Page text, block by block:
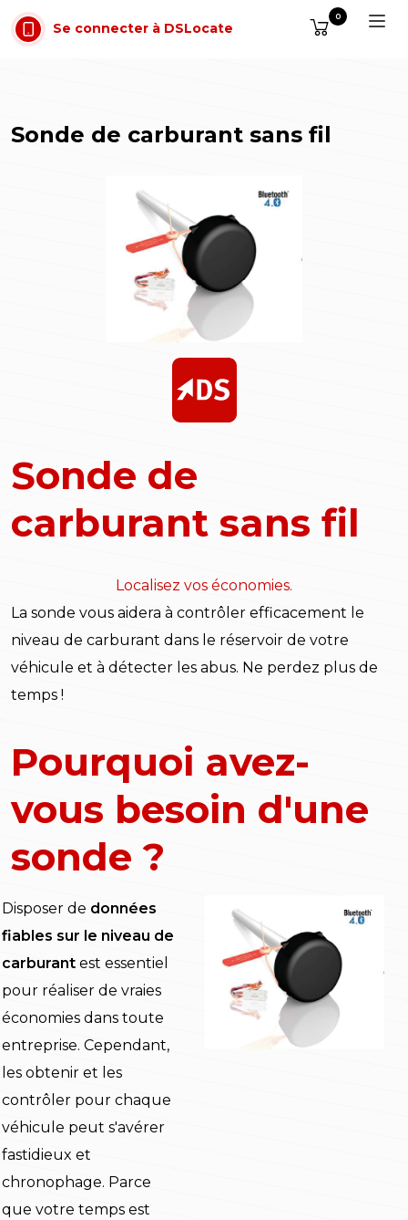
Aller au contenu
Se connecter à DSLocate
0
Sonde de carburant sans fil
Sonde de
carburant sans fil
Localisez vos économies.
La sonde vous aidera à contrôler efficacement le
niveau de carburant dans le réservoir de votre
véhicule et à détecter les abus. Ne perdez plus de
temps !
Pourquoi avez-
vous besoin d'une
sonde ?
Disposer de données
fiables sur le niveau de
carburant est essentiel
pour réaliser de vraies
économies dans toute
entreprise. Cependant,
les obtenir et les
contrôler pour chaque
véhicule peut s'avérer
fastidieux et
chronophage. Parce
que votre temps est